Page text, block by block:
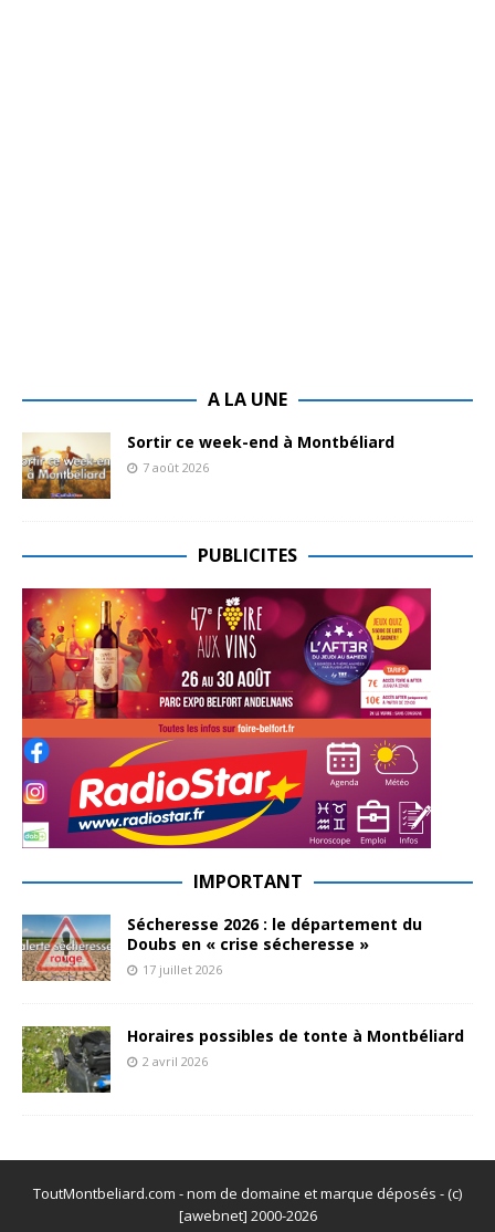
A LA UNE
Sortir ce week-end à Montbéliard
7 août 2026
PUBLICITES
IMPORTANT
Sécheresse 2026 : le département du
Doubs en « crise sécheresse »
17 juillet 2026
Horaires possibles de tonte à Montbéliard
2 avril 2026
ToutMontbeliard.com - nom de domaine et marque déposés - (c)
[awebnet] 2000-2026